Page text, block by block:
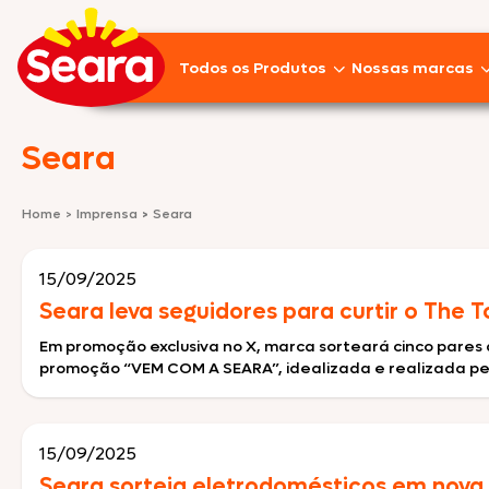
Todos os Produtos
Pizzas
Nossas marcas
Seara
Home > Imprensa > Seara
15/09/2025
Seara leva seguidores para curtir o The
Em promoção exclusiva no X, marca sorteará cinco
promoção “VEM COM A SEARA”, idealizada e realizada
15/09/2025